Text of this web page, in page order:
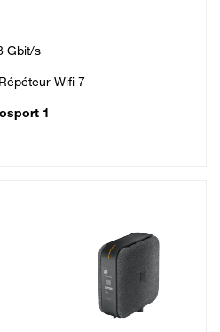
Gbit/s
Wifi 7
1
puis 49,99 € par mois, Sans engagement